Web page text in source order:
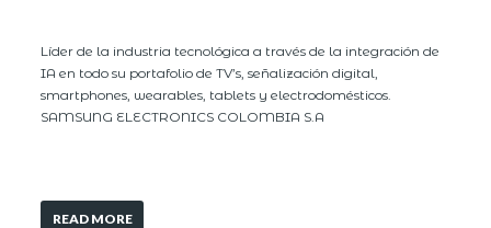
Líder de la industria tecnológica a través de la integración de
IA en todo su portafolio de TV’s, señalización digital,
smartphones, wearables, tablets y electrodomésticos.
SAMSUNG ELECTRONICS COLOMBIA S.A
READ MORE